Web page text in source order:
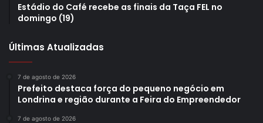
Estádio do Café recebe as finais da Taça FEL no
domingo (19)
Últimas Atualizadas
7 de agosto de 2026
Prefeito destaca força do pequeno negócio em
Londrina e região durante a Feira do Empreendedor
7 de agosto de 2026